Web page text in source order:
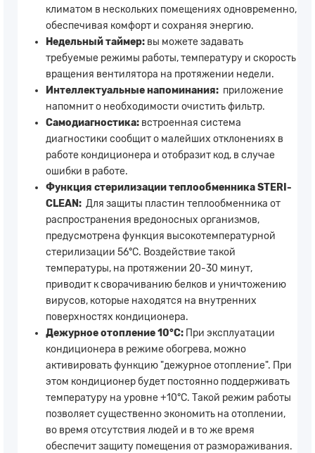
климатом в нескольких помещениях одновременно,
обеспечивая комфорт и сохраняя энергию.
Недельный таймер: вы можете задавать
требуемые режимы работы, температуру и скорость
вращения вентилятора на протяжении недели.
Интеллектуальные напоминания: приложение
напомнит о необходимости очистить фильтр.
Самодиагностика: встроенная система
диагностики сообщит о малейших отклонениях в
работе кондиционера и отобразит код, в случае
ошибки в работе.
Функция стерилизации теплообменника STERI-
CLEAN: Для защиты пластин теплообменника от
распространения вредоносных организмов,
предусмотрена функция высокотемпературной
стерилизации 56°C. Воздействие такой
температуры, на протяжении 20-30 минут,
приводит к сворачиванию белков и уничтожению
вирусов, которые находятся на внутренних
поверхностях кондиционера.
Дежурное отопление 10°С: При эксплуатации
кондиционера в режиме обогрева, можно
активировать функцию "дежурное отопление". При
этом кондиционер будет постоянно поддерживать
температуру на уровне +10°С. Такой режим работы
позволяет существенно экономить на отоплении,
во время отсутствия людей и в то же время
обеспечит защиту помещения от размораживания.